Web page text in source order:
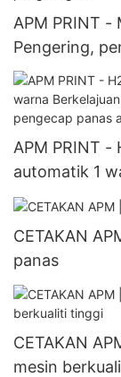
APM PRINT -
Pengering,
APM PRINT -
automatik 1
Penutup
CETAKAN
panas
CETAKAN
mesin